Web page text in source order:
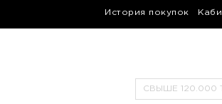
История покупок